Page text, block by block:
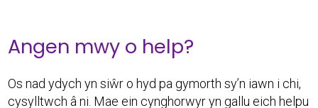
Angen mwy o help?
Os nad ydych yn siŵr o hyd pa gymorth sy’n iawn i chi,
cysylltwch â ni. Mae ein cynghorwyr yn gallu eich helpu